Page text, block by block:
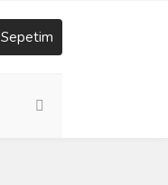
Sepetim